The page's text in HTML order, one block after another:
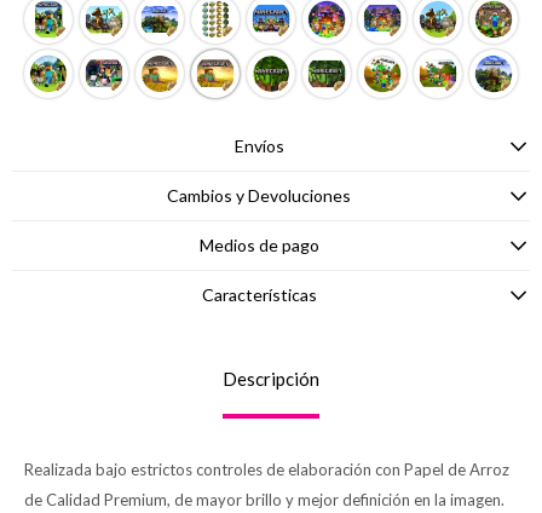
Envíos
Cambios y Devoluciones
Medios de pago
Características
Descripción
Realizada bajo estrictos controles de elaboración con Papel de Arroz
de Calidad Premium, de mayor brillo y mejor definición en la imagen.